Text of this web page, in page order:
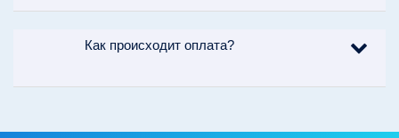
Как происходит оплата?